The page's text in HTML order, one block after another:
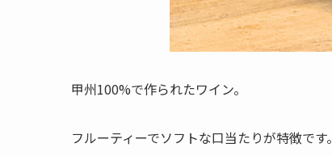
甲州100%で作られたワイン。
フルーティーでソフトな口当たりが特徴です。